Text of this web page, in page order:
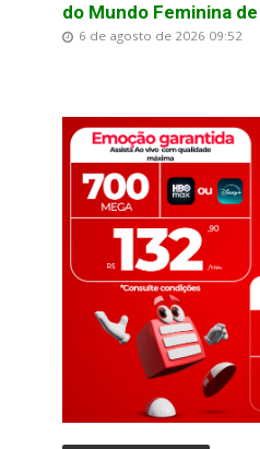
do Mundo Feminina
6 de agosto de 2026 09:52